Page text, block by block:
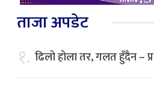
ताजा अपडेट
१. ढिलो होला तर, गलत हुँदैन –